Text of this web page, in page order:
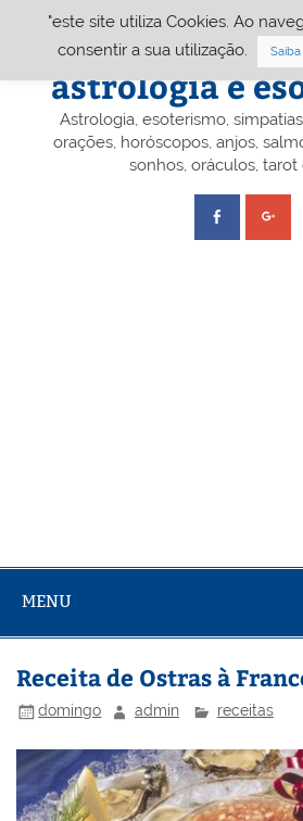
Portal A&E
astrologia e
Astrologia, esoterismo,
orações, horóscopos, anjos,
sonhos, oráculos, tarot
MENU
Receita de Ostras à
domingo admin receitas
"este site utiliza Cookies. Ao
consentir a sua utilização.